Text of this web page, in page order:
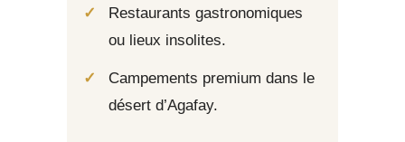
Restaurants gastronomiques
ou lieux insolites.
Campements premium dans le
désert d’Agafay.